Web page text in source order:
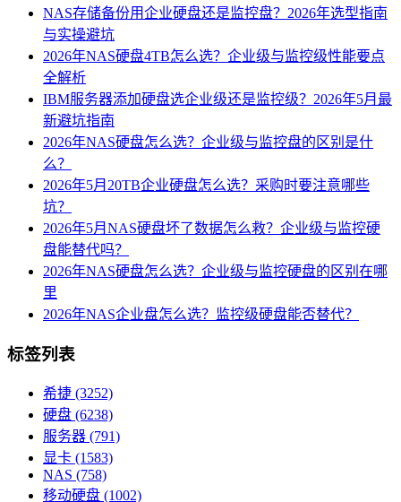
NAS存储备份用企业硬盘还是监控盘？2026年选型指南
与实操避坑
2026年NAS硬盘4TB怎么选？企业级与监控级性能要点
全解析
IBM服务器添加硬盘选企业级还是监控级？2026年5月最
新避坑指南
2026年NAS硬盘怎么选？企业级与监控盘的区别是什
么？
2026年5月20TB企业硬盘怎么选？采购时要注意哪些
坑？
2026年5月NAS硬盘坏了数据怎么救？企业级与监控硬
盘能替代吗？
2026年NAS硬盘怎么选？企业级与监控硬盘的区别在哪
里
2026年NAS企业盘怎么选？监控级硬盘能否替代？
标签列表
希捷 (3252)
硬盘 (6238)
服务器 (791)
显卡 (1583)
NAS (758)
移动硬盘 (1002)